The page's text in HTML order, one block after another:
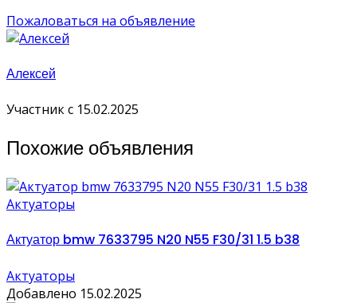
Пожаловаться на объявление
Алексей
Участник с 15.02.2025
Похожие объявления
Актуаторы
Актуатор bmw 7633795 N20 N55 F30/31 1.5 b38
Актуаторы
Добавлено 15.02.2025